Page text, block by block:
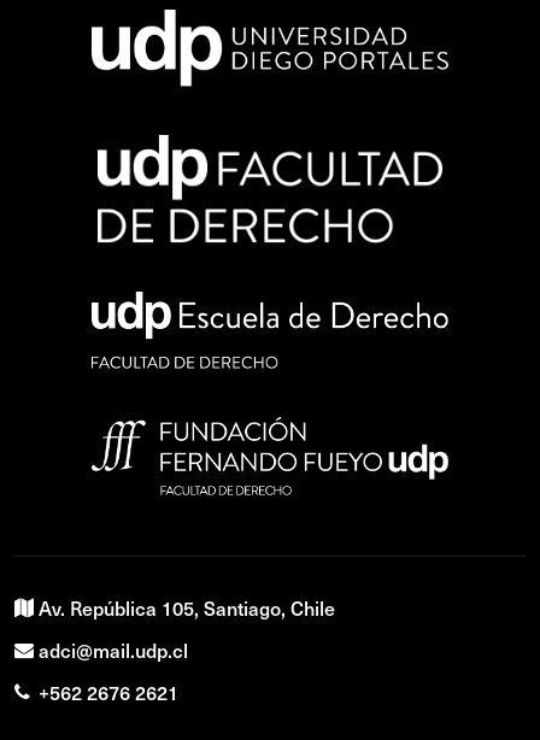
Av. República 105, Santiago, Chile
adci@mail.udp.cl
+562 2676 2621